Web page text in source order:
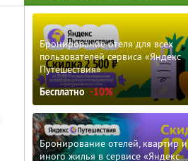
Бронирование отеля для всех
пользователей сервиса «Яндекс
Путешествия»
Бесплатно -10%
Бронирование отелей, квартир и
иного жилья в сервисе «Яндекс